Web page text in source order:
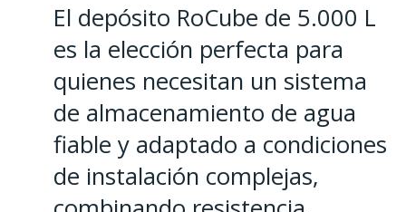
El depósito RoCube de 5.000 L
es la elección perfecta para
quienes necesitan un sistema
de almacenamiento de agua
fiable y adaptado a condiciones
de instalación complejas,